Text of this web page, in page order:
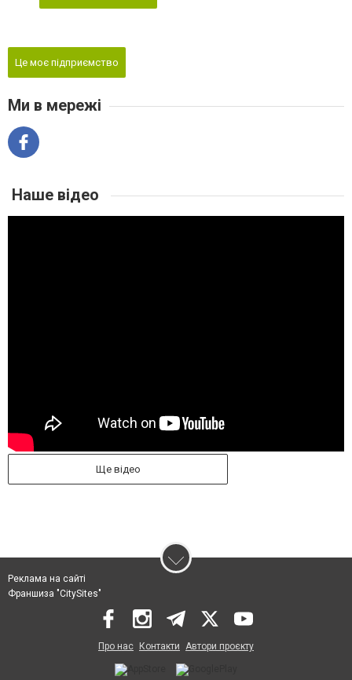
Це моє підприємство
Ми в мережі
Наше відео
Ще відео
Реклама на сайті
Франшиза "CitySites"
Про нас Контакти Автори проєкту